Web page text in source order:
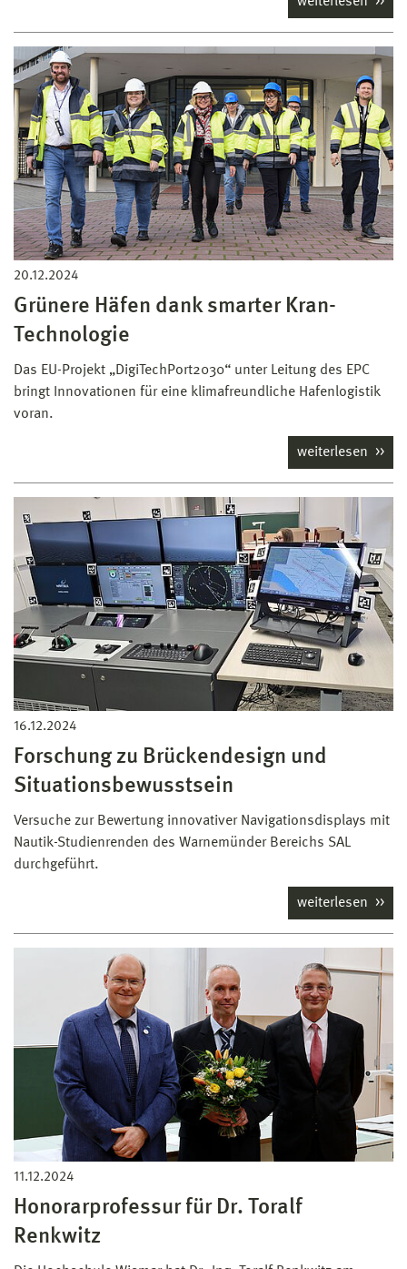
20.12.2024
Grünere Häfen dank smarter Kran-
Technologie
Das EU-Projekt „DigiTechPort2030“ unter Leitung des EPC
bringt Innovationen für eine klimafreundliche Hafenlogistik
voran.
weiterlesen
16.12.2024
Forschung zu Brückendesign und
Situationsbewusstsein
Versuche zur Bewertung innovativer Navigationsdisplays mit
Nautik-Studienrenden des Warnemünder Bereichs SAL
durchgeführt.
weiterlesen
11.12.2024
Honorarprofessur für Dr. Toralf
Renkwitz